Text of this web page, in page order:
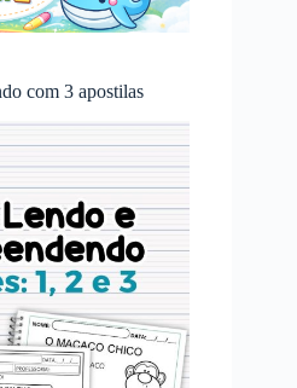
com 3 apostilas